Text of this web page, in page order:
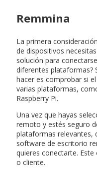
Remmina
La primera
de dispositivos
solución para
diferentes plataformas?
hacer es comprobar si
varias plataformas,
Raspberry Pi.
Una vez que hayas
remoto y estés seguro
plataformas relevantes,
software de escritorio
quieres conectarte.
o cliente.